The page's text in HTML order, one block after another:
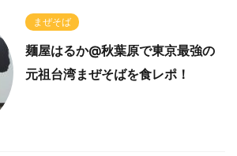
まぜそば
麺屋はるか@秋葉原で東京最強の
元祖台湾まぜそばを食レポ！